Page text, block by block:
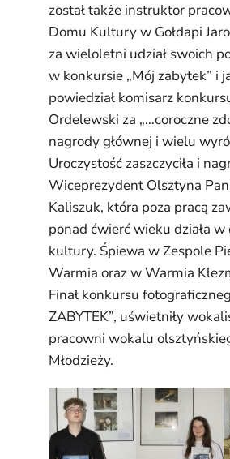
został także instruktor
Domu Kultury w Gołdapi
za wieloletni udział swoich
w konkursie „Mój zabytek” i
powiedział komisarz
Ordelewski za „…coroczne
nagrody głównej i wielu
Uroczystość zaszczyciła i
Wiceprezydent Olsztyna
Kaliszuk, która poza pracą
ponad ćwierć wieku działa
kultury. Śpiewa w Zespole
Warmia oraz w Warmia
Finał konkursu
ZABYTEK”, uświetniły
pracowni wokalu
Młodzieży.